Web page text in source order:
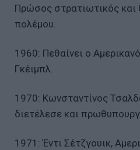
Πρώσος στρατιωτικός και
πολέμου.
1960: Πεθαίνει ο
Γκέιμπλ.
1970: Κωνσταντίνος
διετέλεσε και
1971: Έντι Σέτζγουικ,